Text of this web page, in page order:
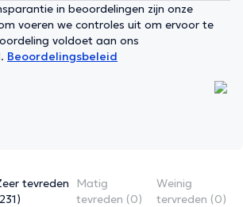
in beoordelingen zijn onze
voeren we controles uit om ervoor te
voldoet aan ons
Beoordelingsbeleid
tevreden
Matig
tevreden (0)
Weinig
tervreden (0)